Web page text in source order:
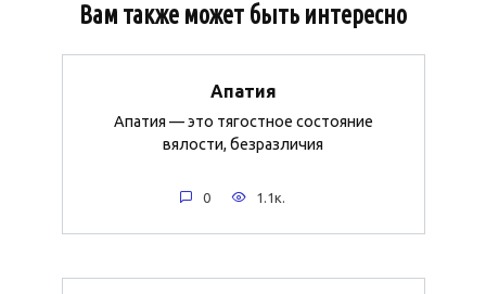
Вам также может быть интересно
Апатия
Апатия — это тягостное состояние
вялости, безразличия
0 1.1к.